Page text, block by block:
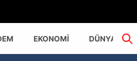
EKONOMİ DÜNYA